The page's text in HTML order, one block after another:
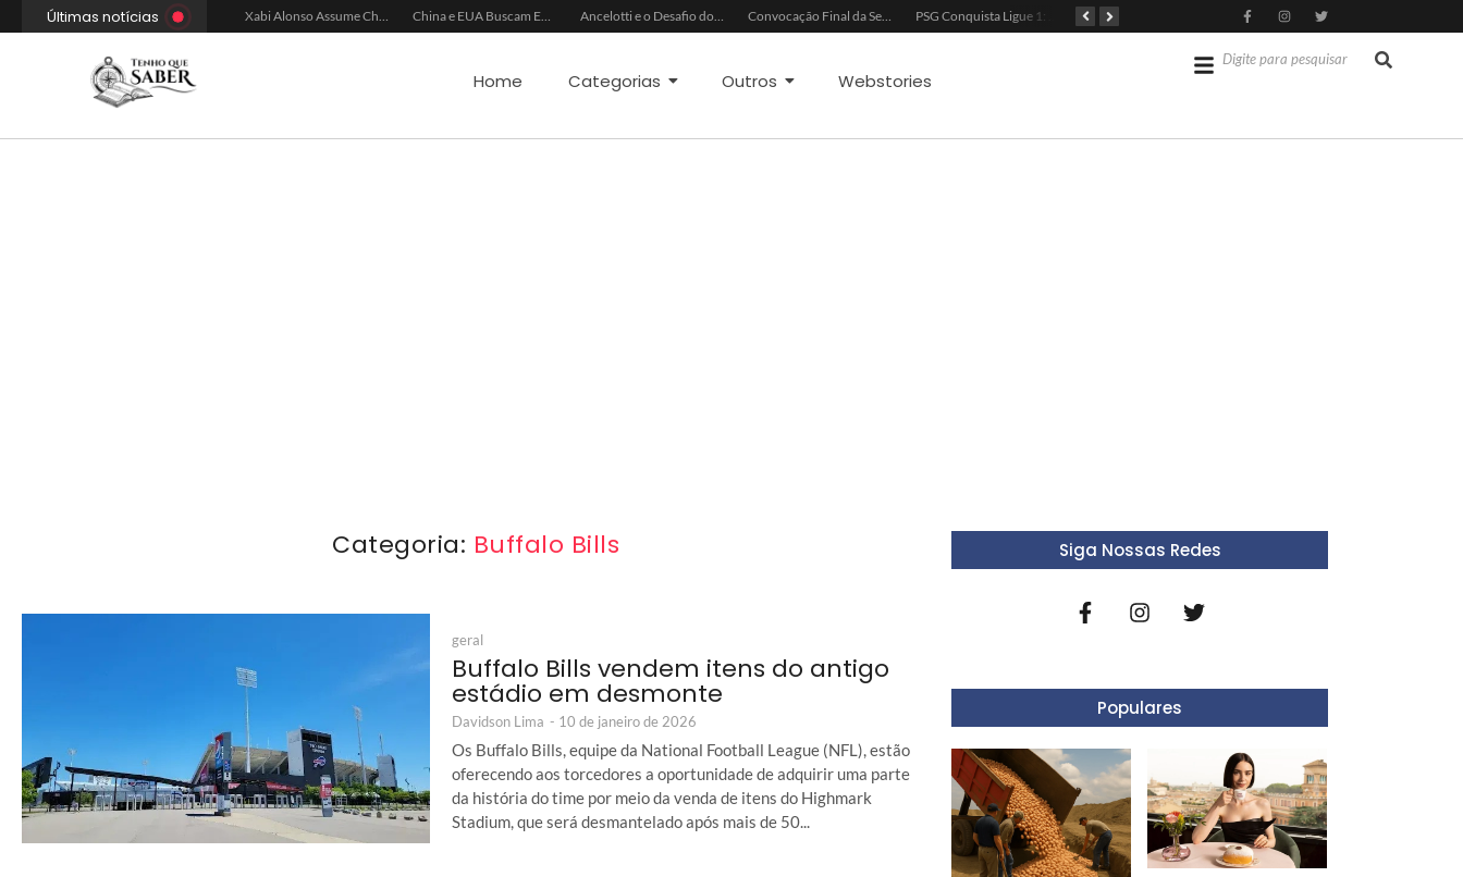
Últimas notícias Xabi Alonso Assume Chelsea: Nova Estratégia Gerencial e Contrato Até 2030 China e EUA Buscam Expansão do Comércio Agrícola Ancelotti e o Desafio dos Goleiros na Seleção Convocação Final da Seleção Brasileira para a Copa do Mundo 2026
Home Categorias Outros Webstories
Categoria: Buffalo Bills
geral
Buffalo Bills vendem itens do antigo
estádio em desmonte
Davidson Lima - 10 de janeiro de 2026
Os Buffalo Bills, equipe da National Football League (NFL), estão
oferecendo aos torcedores a oportunidade de adquirir uma parte
da história do time por meio da venda de itens do Highmark
Stadium, que será desmantelado após mais de 50...
Siga Nossas Redes
Populares